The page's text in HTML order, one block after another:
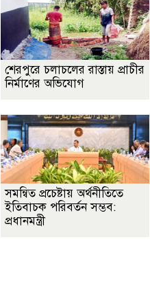
শেরপুরে চলাচলের রাস্তায় প্রাচীর
নির্মাণের অভিযোগ
সমন্বিত প্রচেষ্টায় অর্থনীতিতে
ইতিবাচক পরিবর্তন সম্ভব:
প্রধানমন্ত্রী